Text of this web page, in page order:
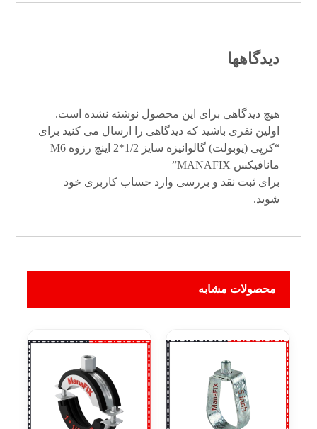
دیدگاهها
هیچ دیدگاهی برای این محصول نوشته نشده است.
اولین نفری باشید که دیدگاهی را ارسال می کنید برای
“کرپی (یوبولت) گالوانیزه سایز 1/2*2 اینچ رزوه M6
مانافیکس MANAFIX”
برای ثبت نقد و بررسی وارد حساب کاربری خود
شوید.
محصولات مشابه